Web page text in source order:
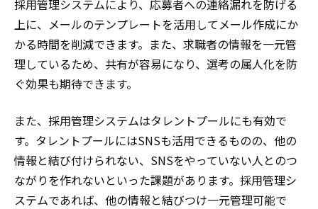
採用管理システムにより、応募者への連絡漏れを防げる
上に、メールのテンプレートを活用してメール作成にか
かる時間を削減できます。また、求職者の情報を一元管
理しているため、共有が容易になり、選考の属人化を防
ぐ効果も期待できます。
また、採用管理システムはタレントプールにも有効で
す。タレントプールにはSNSも活用できるものの、他の
情報と結び付けられない、SNSをやっていない人とのつ
ながりを作れないといった課題があります。採用管理シ
ステムであれば、他の情報と結びつけ一元管理可能で